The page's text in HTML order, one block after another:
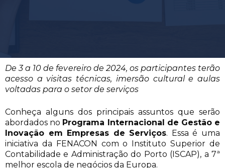
De 3 a 10 de fevereiro de 2024, os participantes terão
acesso a visitas técnicas, imersão cultural e aulas
voltadas para o setor de serviços
Conheça alguns dos principais assuntos que serão
abordados no Programa Internacional de Gestão e
Inovação em Empresas de Serviços. Essa é uma
iniciativa da FENACON com o Instituto Superior de
Contabilidade e Administração do Porto (ISCAP), a 7ª
melhor escola de negócios da Europa.